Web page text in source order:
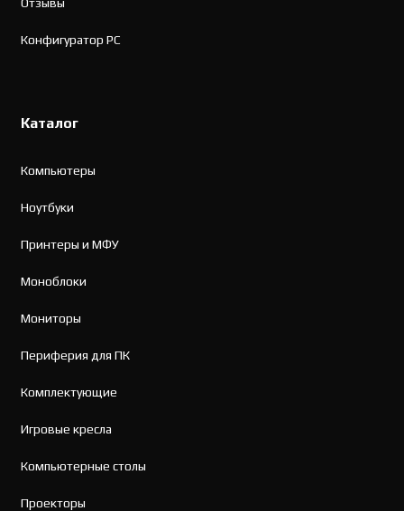
Отзывы
Конфигуратор PC
Каталог
Компьютеры
Ноутбуки
Принтеры и МФУ
Моноблоки
Мониторы
Периферия для ПК
Комплектующие
Игровые кресла
Компьютерные столы
Проекторы